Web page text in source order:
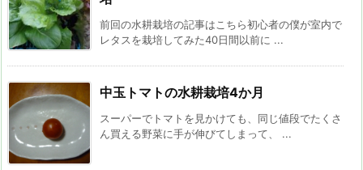
前回の水耕栽培の記事はこちら初心者の僕が室内で
レタスを栽培してみた40日間以前に ...
中玉トマトの水耕栽培4か月
スーパーでトマトを見かけても、同じ値段でたくさ
ん買える野菜に手が伸びてしまって、 ...